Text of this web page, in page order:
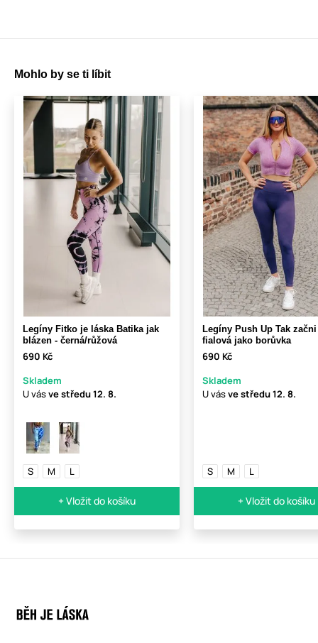
Mohlo by se ti líbit
Legíny Fitko je láska Batika jak
blázen - černá/růžová
690 Kč
Skladem
U vásve středu12. 8.
S M L
+ Vložit do košíku
Legíny Push Up Tak začni
fialová jako borůvka
690 Kč
Skladem
U vásve středu12. 8.
S M L
+ Vložit do košíku